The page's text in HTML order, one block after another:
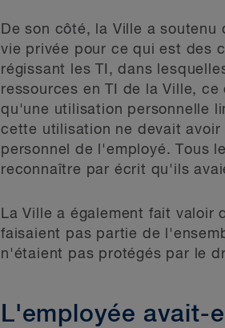
De son côté, la Ville a
vie privée pour ce qui est des
régissant les TI, dans
ressources en TI de la Ville,
qu'une utilisation personnelle
cette utilisation ne devait
personnel de l'employé. Tous
reconnaître par écrit qu'ils
La Ville a également fait
faisaient pas partie de
n'étaient pas protégés par le
L'employée avait-